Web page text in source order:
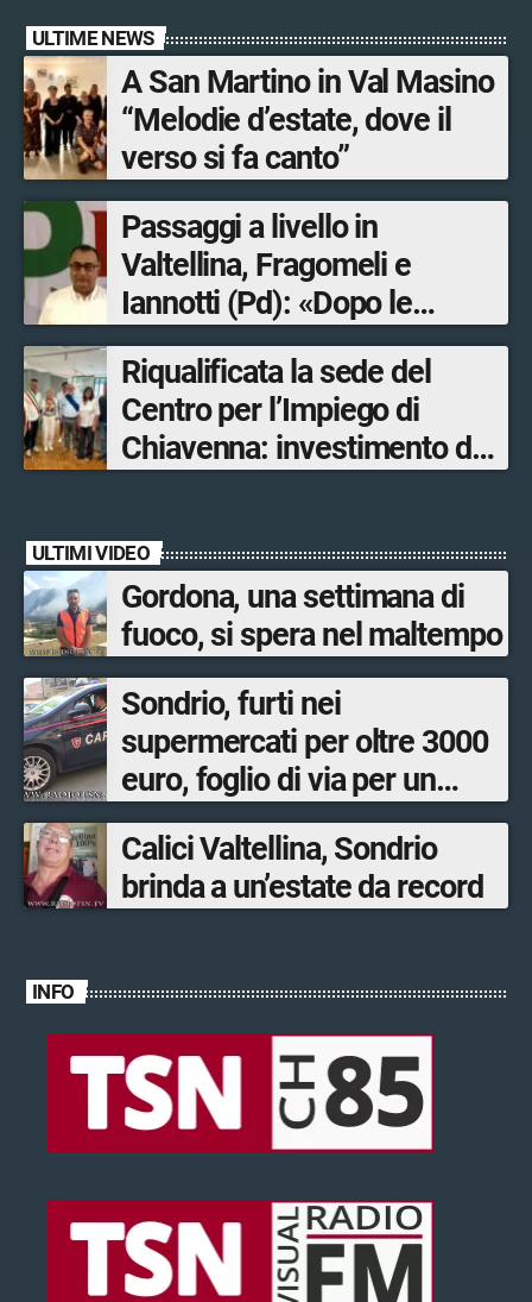
ULTIME NEWS
A San Martino in Val Masino
“Melodie d’estate, dove il
verso si fa canto”
Passaggi a livello in
Valtellina, Fragomeli e
Iannotti (Pd): «Dopo le
Olimpiadi solo un terzo delle
opere sostitutive sarà
ultimato entro il 2026»
Riqualificata la sede del
Centro per l’Impiego di
Chiavenna: investimento da
ULTIMI VIDEO
Gordona, una settimana di
fuoco, si spera nel maltempo
Sondrio, furti nei
supermercati per oltre 3000
euro, foglio di via per un
ventinovenne
Calici Valtellina, Sondrio
brinda a un’estate da record
INFO